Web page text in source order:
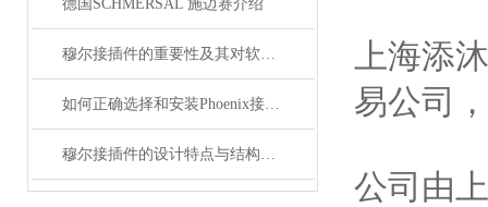
德国SCHMERSAL 施迈赛介绍
穆尔接插件的重要性及其对软件开发的影响
如何正确选择和安装Phoenix接插件以确保其性能？
穆尔接插件的设计特点与结构优化
上海添
易公司
公司由